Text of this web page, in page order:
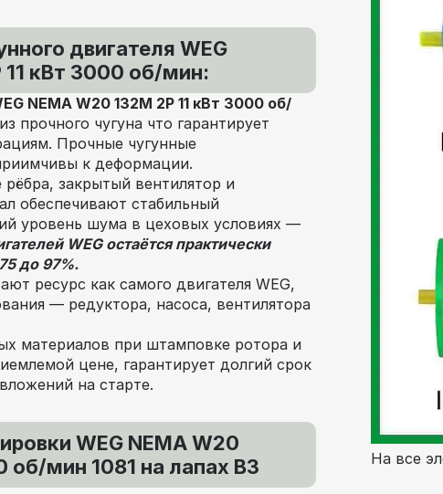
двигателя WEG
11 кВт 3000 об/мин:
NEMA W20 132M 2P 11 кВт 3000 об/
прочного чугуна что гарантирует
Прочные чугунные
к деформации.
закрытый вентилятор и
обеспечивают стабильный
уровень шума в цеховых условиях —
WEG остаётся практически
до 97%.
ресурс как самого двигателя WEG,
— редуктора, насоса, вентилятора
материалов при штамповке ротора и
цене, гарантирует долгий срок
на старте.
WEG NEMA W20
об/мин 1081 на лапах В3
На все